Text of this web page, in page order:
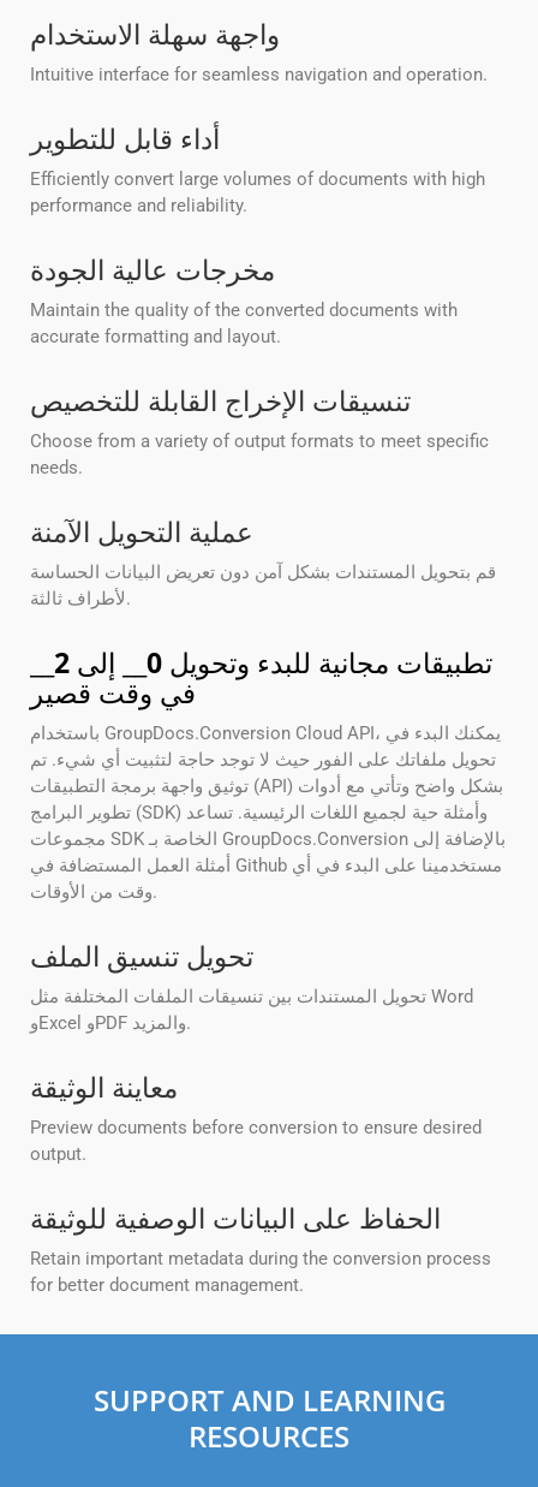
واجهة سهلة الاستخدام
Intuitive interface for seamless navigation and operation.
أداء قابل للتطوير
Efficiently convert large volumes of documents with high
performance and reliability.
مخرجات عالية الجودة
Maintain the quality of the converted documents with
accurate formatting and layout.
تنسيقات الإخراج القابلة للتخصيص
Choose from a variety of output formats to meet specific
needs.
عملية التحويل الآمنة
قم بتحويل المستندات بشكل آمن دون تعريض البيانات الحساسة
لأطراف ثالثة.
تطبيقات مجانية للبدء وتحويل 0 __ إلى 2
في وقت قصير
باستخدام GroupDocs.Conversion Cloud API، يمكنك البدء في
تحويل ملفاتك على الفور حيث لا توجد حاجة لتثبيت أي شيء. تم
توثيق واجهة برمجة التطبيقات (API) بشكل واضح وتأتي مع أدوات
تطوير البرامج (SDK) وأمثلة حية لجميع اللغات الرئيسية. تساعد
مجموعات SDK الخاصة بـ GroupDocs.Conversion بالإضافة إلى
أمثلة العمل المستضافة في Github مستخدمينا على البدء في أي
وقت من الأوقات.
تحويل تنسيق الملف
تحويل المستندات بين تنسيقات الملفات المختلفة مثل Word
وExcel وPDF والمزيد.
معاينة الوثيقة
Preview documents before conversion to ensure desired
output.
الحفاظ على البيانات الوصفية للوثيقة
Retain important metadata during the conversion process
for better document management.
SUPPORT AND LEARNING
RESOURCES